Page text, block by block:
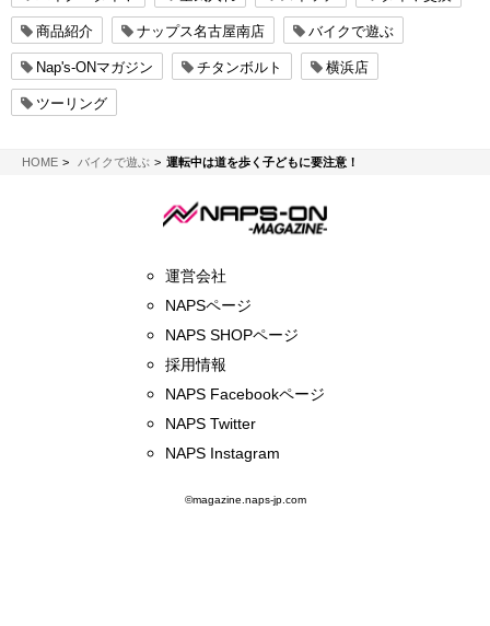
商品紹介 ナップス名古屋南店 バイクで遊ぶ
Nap's-ONマガジン チタンボルト 横浜店
ツーリング
HOMENAPS-ON マガジン
バイクで遊ぶ 運転中は道を歩く子どもに要注意！
運営会社
NAPSページ
NAPS SHOPページ
採用情報
NAPS Facebookページ
NAPS Twitter
NAPS Instagram
©magazine.naps-jp.com